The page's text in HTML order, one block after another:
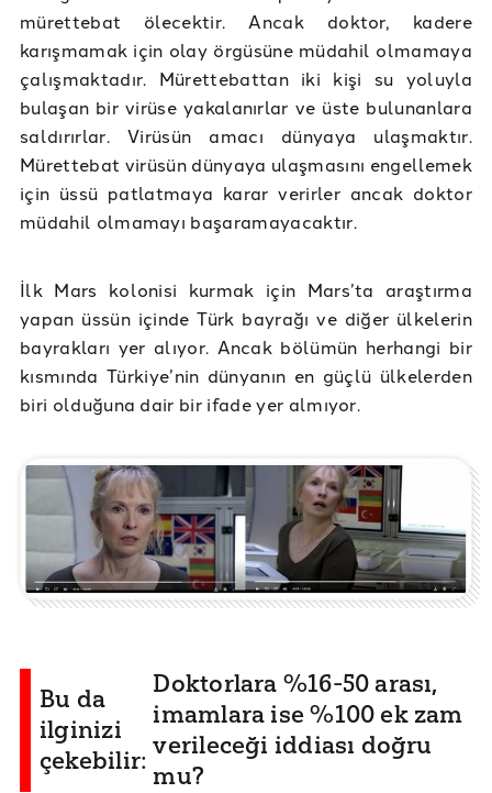
mürettebat ölecektir. Ancak doktor, kadere
karışmamak için olay örgüsüne müdahil olmamaya
çalışmaktadır. Mürettebattan iki kişi su yoluyla
bulaşan bir virüse yakalanırlar ve üste bulunanlara
saldırırlar. Virüsün amacı dünyaya ulaşmaktır.
Mürettebat virüsün dünyaya ulaşmasını engellemek
için üssü patlatmaya karar verirler ancak doktor
müdahil olmamayı başaramayacaktır.
İlk Mars kolonisi kurmak için Mars’ta araştırma
yapan üssün içinde Türk bayrağı ve diğer ülkelerin
bayrakları yer alıyor. Ancak bölümün herhangi bir
kısmında Türkiye’nin dünyanın en güçlü ülkelerden
biri olduğuna dair bir ifade yer almıyor.
Bu da
ilginizi
çekebilir:
Doktorlara %16-50 arası,
imamlara ise %100 ek zam
verileceği iddiası doğru
mu?